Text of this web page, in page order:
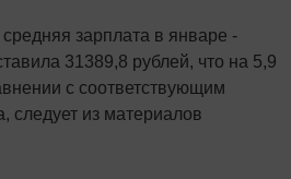
зарплата в январе -
31389,8 рублей, что на 5,9
с соответствующим
следует из материалов